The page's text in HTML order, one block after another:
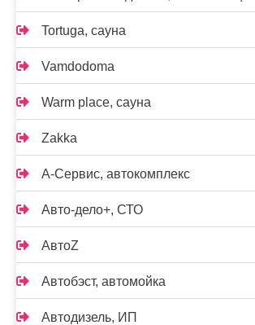
Tortuga, сауна
Vamdodoma
Warm place, сауна
Zakka
А-Сервис, автокомплекс
Авто-дело+, СТО
АвтоZ
Автобэст, автомойка
Автодизель, ИП